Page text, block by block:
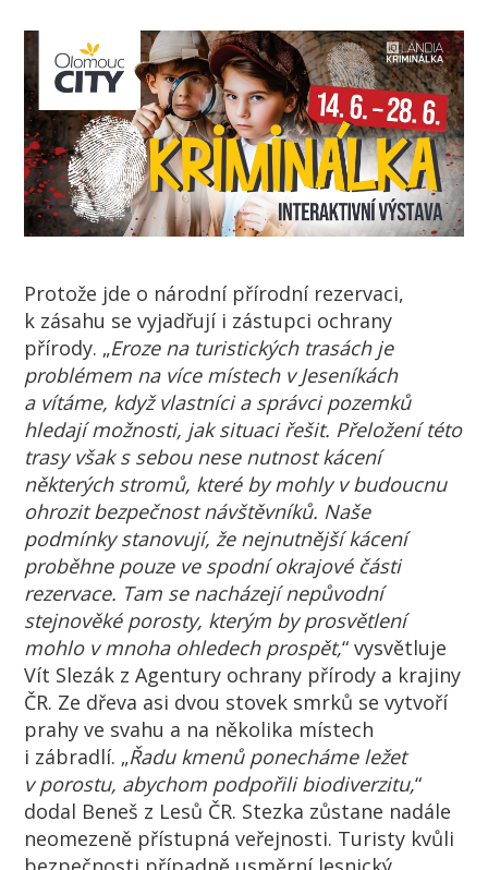
Protože jde o národní přírodní rezervaci,
k zásahu se vyjadřují i zástupci ochrany
přírody. „Eroze na turistických trasách je
problémem na více místech v Jeseníkách
a vítáme, když vlastníci a správci pozemků
hledají možnosti, jak situaci řešit. Přeložení této
trasy však s sebou nese nutnost kácení
některých stromů, které by mohly v budoucnu
ohrozit bezpečnost návštěvníků. Naše
podmínky stanovují, že nejnutnější kácení
proběhne pouze ve spodní okrajové části
rezervace. Tam se nacházejí nepůvodní
stejnověké porosty, kterým by prosvětlení
mohlo v mnoha ohledech prospět,“ vysvětluje
Vít Slezák z Agentury ochrany přírody a krajiny
ČR. Ze dřeva asi dvou stovek smrků se vytvoří
prahy ve svahu a na několika místech
i zábradlí. „Řadu kmenů ponecháme ležet
v porostu, abychom podpořili biodiverzitu,“
dodal Beneš z Lesů ČR. Stezka zůstane nadále
neomezeně přístupná veřejnosti. Turisty kvůli